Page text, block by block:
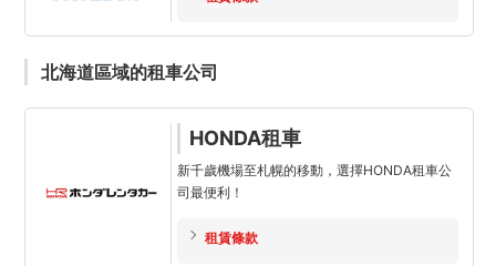
北海道區域的租車公司
HONDA租車
新千歲機場至札幌的移動，選擇HONDA租車公
司最便利！
租賃條款